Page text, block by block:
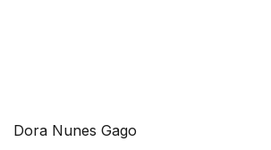
Dora Nunes Gago